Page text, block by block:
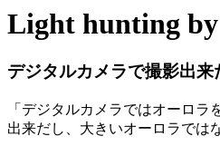
Light hunting
デジタルカメラで撮影出来
「デジタルカメラではオーロ
出来だし、大きいオーロラでは